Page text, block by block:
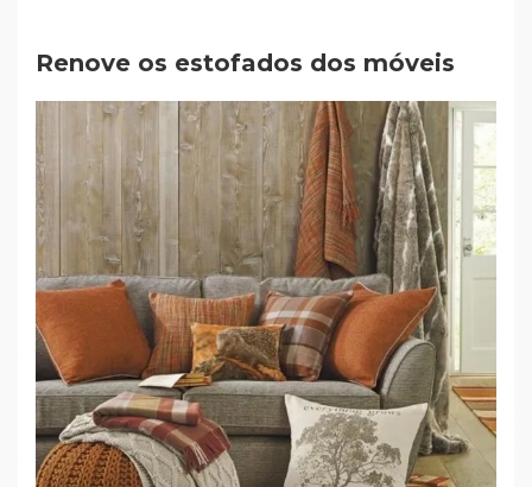
Renove os estofados dos móveis